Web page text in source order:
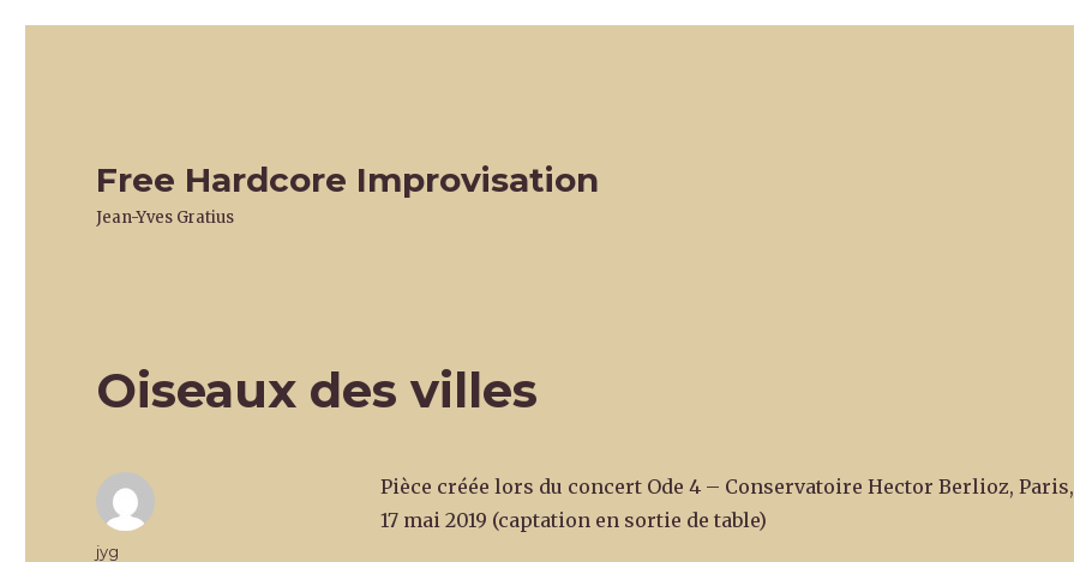
Free Hardcore Improvisation
Jean-Yves Gratius
Oiseaux des villes
Pièce créée lors du concert Ode 4 – Conservatoire Hector Berlioz, Paris,
17 mai 2019 (captation en sortie de table)
Auteur
jyg